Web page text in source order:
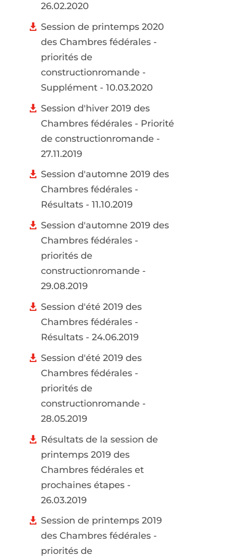
26.02.2020
Session de printemps 2020
des Chambres fédérales -
priorités de
constructionromande -
Supplément - 10.03.2020
Session d'hiver 2019 des
Chambres fédérales - Priorité
de constructionromande -
27.11.2019
Session d'automne 2019 des
Chambres fédérales -
Résultats - 11.10.2019
Session d'automne 2019 des
Chambres fédérales -
priorités de
constructionromande -
29.08.2019
Session d'été 2019 des
Chambres fédérales -
Résultats - 24.06.2019
Session d'été 2019 des
Chambres fédérales -
priorités de
constructionromande -
28.05.2019
Résultats de la session de
printemps 2019 des
Chambres fédérales et
prochaines étapes -
26.03.2019
Session de printemps 2019
des Chambres fédérales -
priorités de